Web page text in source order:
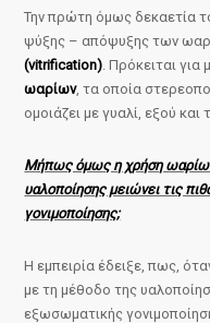
Την πρώτη όμως δεκαετία
ψύξης – απόψυξης των
(vitrification). Πρόκειται για
ωαρίων, τα οποία
ομοιάζει με γυαλί, εξού και
Μήπως όμως η χρήση
υαλοποίησης μειώνει τις
γονιμοποίησης;
Η εμπειρία έδειξε, πως,
με τη μέθοδο της
εξωσωματικής